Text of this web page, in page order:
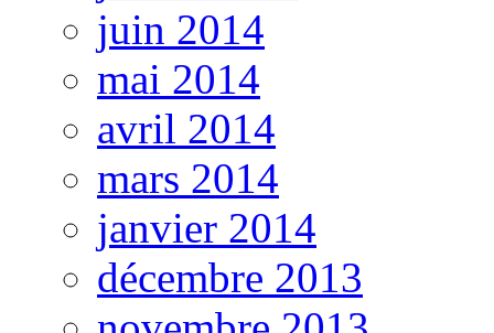
juin 2014
mai 2014
avril 2014
mars 2014
janvier 2014
décembre 2013